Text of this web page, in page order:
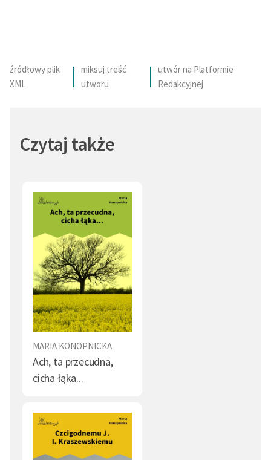
Europie (Italia). Ostatnie lata życia poświęciła
poematowi
Pan Balcer w Brazylii .
źródłowy plik
XML
miksuj treść
utworu
utwór na Platformie
Redakcyjnej
Czytaj także
MARIA KONOPNICKA
Ach, ta przecudna,
cicha łąka...